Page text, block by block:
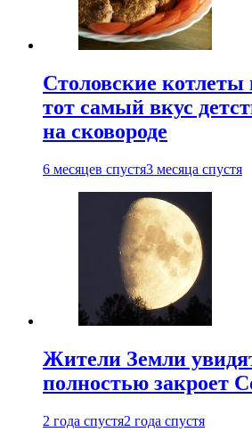
Столовские котлеты
тот самый вкус
на сковороде
6 месяцев спустя3 месяца спустя
Жители Земли
полностью закроет
2 года спустя2 года спустя